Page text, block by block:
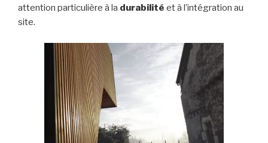
attention particulière à la durabilité et à l’intégration au
site.